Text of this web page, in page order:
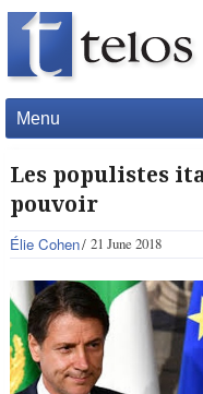
Menu
Les populistes
pouvoir
Élie Cohen 21 June 2018